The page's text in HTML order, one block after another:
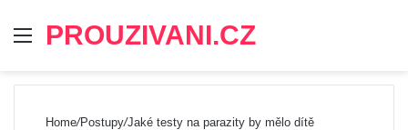
Menu
PROUZIVANI.CZ
Home/Postupy/Jaké testy na parazity by mělo dítě